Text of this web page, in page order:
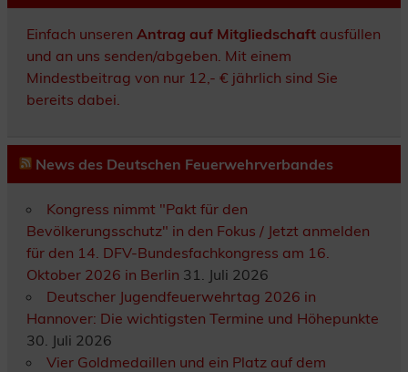
Einfach unseren Antrag auf Mitgliedschaftausfüllen
und an uns senden/abgeben. Mit einem
Mindestbeitrag von nur 12,- € jährlich sind Sie
bereits dabei.
News des Deutschen Feuerwehrverbandes
Kongress nimmt "Pakt für den
Bevölkerungsschutz" in den Fokus / Jetzt anmelden
für den 14. DFV-Bundesfachkongress am 16.
Oktober 2026 in Berlin 31. Juli 2026
Deutscher Jugendfeuerwehrtag 2026 in
Hannover: Die wichtigsten Termine und Höhepunkte
30. Juli 2026
Vier Goldmedaillen und ein Platz auf dem